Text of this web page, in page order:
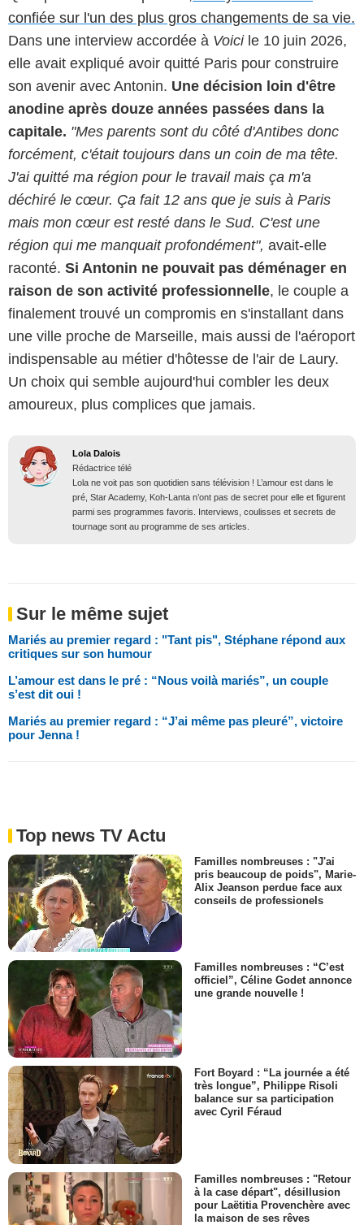
confiée sur l'un des plus gros changements de sa vie.
Dans une interview accordée à Voicile 10 juin 2026,
elle avait expliqué avoir quitté Paris pour construire
son avenir avec Antonin. Une décision loin d'être
anodine après douze années passées dans la
capitale. "Mes parents sont du côté d'Antibes donc
forcément, c'était toujours dans un coin de ma tête.
J'ai quitté ma région pour le travail mais ça m'a
déchiré le cœur. Ça fait 12 ans que je suis à Paris
mais mon cœur est resté dans le Sud. C'est une
région qui me manquait profondément", avait-elle
raconté. Si Antonin ne pouvait pas déménager en
raison de son activité professionnelle, le couple a
finalement trouvé un compromis en s'installant dans
une ville proche de Marseille, mais aussi de l'aéroport
indispensable au métier d'hôtesse de l'air de Laury.
Un choix qui semble aujourd'hui combler les deux
amoureux, plus complices que jamais.
Lola Dalois
Rédactrice télé
Lola ne voit pas son quotidien sans télévision ! L’amour est dans le
pré, Star Academy, Koh-Lanta n’ont pas de secret pour elle et figurent
parmi ses programmes favoris. Interviews, coulisses et secrets de
tournage sont au programme de ses articles.
Sur le même sujet
Mariés au premier regard : "Tant pis", Stéphane répond aux
critiques sur son humour
L’amour est dans le pré : “Nous voilà mariés”, un couple
s’est dit oui !
Mariés au premier regard : “J’ai même pas pleuré”, victoire
pour Jenna !
Top news TV Actu
Familles nombreuses : "J'ai
pris beaucoup de poids", Marie-
Alix Jeanson perdue face aux
conseils de professionels
Familles nombreuses : “C’est
officiel”, Céline Godet annonce
une grande nouvelle !
Fort Boyard : “La journée a été
très longue”, Philippe Risoli
balance sur sa participation
avec Cyril Féraud
Familles nombreuses : "Retour
à la case départ", désillusion
pour Laëtitia Provenchère avec
la maison de ses rêves